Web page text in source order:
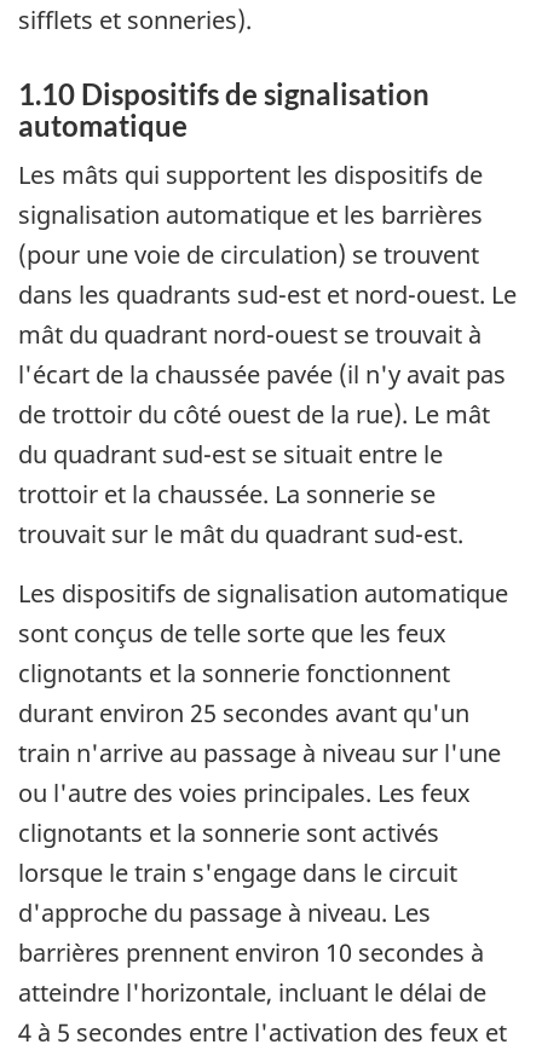
sifflets et sonneries).
1.10 Dispositifs de signalisation
automatique
Les mâts qui supportent les dispositifs de
signalisation automatique et les barrières
(pour une voie de circulation) se trouvent
dans les quadrants sud-est et nord-ouest. Le
mât du quadrant nord-ouest se trouvait à
l'écart de la chaussée pavée (il n'y avait pas
de trottoir du côté ouest de la rue). Le mât
du quadrant sud-est se situait entre le
trottoir et la chaussée. La sonnerie se
trouvait sur le mât du quadrant sud-est.
Les dispositifs de signalisation automatique
sont conçus de telle sorte que les feux
clignotants et la sonnerie fonctionnent
durant environ 25 secondes avant qu'un
train n'arrive au passage à niveau sur l'une
ou l'autre des voies principales. Les feux
clignotants et la sonnerie sont activés
lorsque le train s'engage dans le circuit
d'approche du passage à niveau. Les
barrières prennent environ 10 secondes à
atteindre l'horizontale, incluant le délai de
4 à 5 secondes entre l'activation des feux et